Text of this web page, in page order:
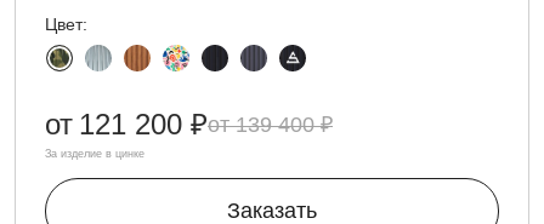
Цвет:
139 400 ₽
от 121 200 ₽
За изделие в цинке
Заказать